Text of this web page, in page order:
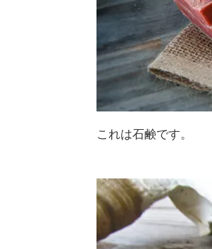
これは石鹸です。